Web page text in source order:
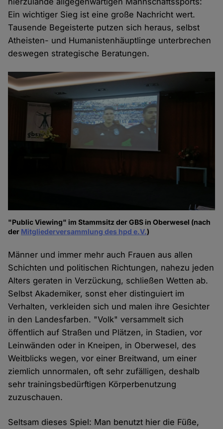
Ein wichtiger Sieg ist eine große Nachricht wert.
Tausende Begeisterte putzen sich heraus, selbst
Atheisten- und Humanistenhäuptlinge unterbrechen
deswegen strategische Beratungen.
"Public Viewing" im Stammsitz der GBS in Oberwesel (nach
der Mitgliederversammlung des hpd e.V.)
Männer und immer mehr auch Frauen aus allen
Schichten und politischen Richtungen, nahezu jeden
Alters geraten in Verzückung, schließen Wetten ab.
Selbst Akademiker, sonst eher distinguiert im
Verhalten, verkleiden sich und malen ihre Gesichter
in den Landesfarben. "Volk" versammelt sich
öffentlich auf Straßen und Plätzen, in Stadien, vor
Leinwänden oder in Kneipen, in Oberwesel, des
Weitblicks wegen, vor einer Breitwand, um einer
ziemlich unnormalen, oft sehr zufälligen, deshalb
sehr trainingsbedürftigen Körperbenutzung
zuzuschauen.
Seltsam dieses Spiel: Man benutzt hier die Füße,